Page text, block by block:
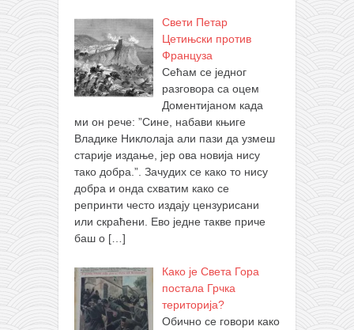
Свети Петар
Цетињски против
Француза
Сећам се једног
разговора са оцем
Доментијаном када
ми он рече: ”Сине, набави књиге
Владике Никлолаја али пази да узмеш
старије издање, јер ова новија нису
тако добра.”. Зачудих се како то нису
добра и онда схватим како се
репринти често издају цензурисани
или скраћени. Ево једне такве приче
баш о […]
Како је Света Гора
постала Грчка
територија?
Обично се говори како